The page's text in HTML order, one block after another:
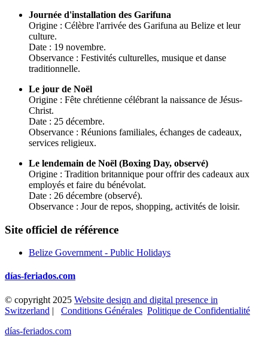
Journée d'installation des Garifuna
Origine : Célèbre l'arrivée des Garifuna au Belize et leur
culture.
Date : 19 novembre.
Observance : Festivités culturelles, musique et danse
traditionnelle.
Le jour de Noël
Origine : Fête chrétienne célébrant la naissance de Jésus-
Christ.
Date : 25 décembre.
Observance : Réunions familiales, échanges de cadeaux,
services religieux.
Le lendemain de Noël (Boxing Day, observé)
Origine : Tradition britannique pour offrir des cadeaux aux
employés et faire du bénévolat.
Date : 26 décembre (observé).
Observance : Jour de repos, shopping, activités de loisir.
Site officiel de référence
Belize Government - Public Holidays
días-feriados.com
© copyright 2025 Website design and digital presence in
Switzerland | Conditions Générales Politique de Confidentialité
días-feriados.com